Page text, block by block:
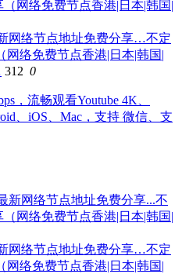
新网络节点地址免费分享…不定
络免费节点香港|日本|韩国|
312 0
新网络节点地址免费分享…不定
络免费节点香港|日本|韩国|